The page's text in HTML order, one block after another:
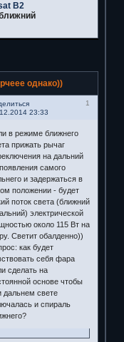
B2
однако))
1
23:33
в режиме ближнего
прижать рычаг
на дальний
самого
и задержаться в
положении - будет
поток света (ближний
электрической
около 115 Вт на
Светит обалденно))
как будет
себя фара
сделать на
основе чтобы
дальнем свете
и спираль